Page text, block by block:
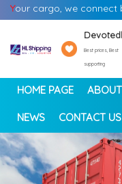
Your cargo, we connect
Best prices, Best
supporting
HOME PAGE
NEWS CONTACT US